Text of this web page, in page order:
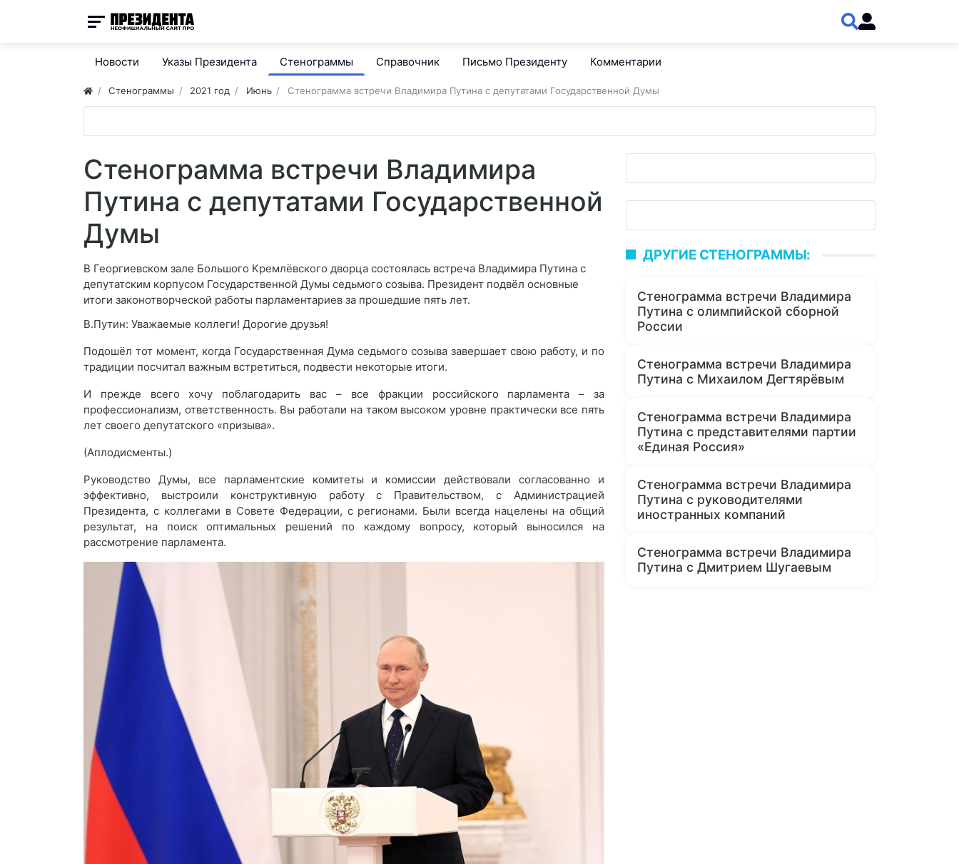
Новости Указы Президента Стенограммы Справочник Письмо Президенту Комментарии
Стенограммы 2021 год Июнь Стенограмма встречи Владимира Путина с депутатами Государственной Думы
Стенограмма встречи Владимира
Путина с депутатами Государственной
Думы
В Георгиевском зале Большого Кремлёвского дворца состоялась встреча Владимира Путина с
депутатским корпусом Государственной Думы седьмого созыва. Президент подвёл основные
итоги законотворческой работы парламентариев за прошедшие пять лет.
В.Путин: Уважаемые коллеги! Дорогие друзья!
Подошёл тот момент, когда Государственная Дума седьмого созыва завершает свою работу, и по
традиции посчитал важным встретиться, подвести некоторые итоги.
И прежде всего хочу поблагодарить вас – все фракции российского парламента – за
профессионализм, ответственность. Вы работали на таком высоком уровне практически все пять
лет своего депутатского «призыва».
(Аплодисменты.)
Руководство Думы, все парламентские комитеты и комиссии действовали согласованно и
эффективно, выстроили конструктивную работу с Правительством, с Администрацией
Президента, с коллегами в Совете Федерации, с регионами. Были всегда нацелены на общий
результат, на поиск оптимальных решений по каждому вопросу, который выносился на
рассмотрение парламента.
ДРУГИЕ СТЕНОГРАММЫ:
Стенограмма встречи Владимира
Путина с олимпийской сборной
России
Стенограмма встречи Владимира
Путина с Михаилом Дегтярёвым
Стенограмма встречи Владимира
Путина с представителями партии
«Единая Россия»
Стенограмма встречи Владимира
Путина с руководителями
иностранных компаний
Стенограмма встречи Владимира
Путина с Дмитрием Шугаевым